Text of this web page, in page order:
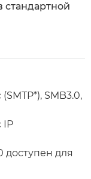
стандартной
SMB3.0,
IP
доступен для